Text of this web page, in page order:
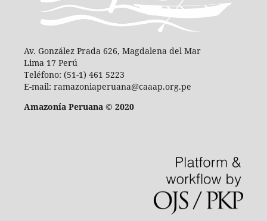
Av. González Prada 626, Magdalena del Mar
Lima 17 Perú
Teléfono: (51-1) 461 5223
E-mail: ramazoniaperuana@caaap.org.pe
Amazonía Peruana © 2020